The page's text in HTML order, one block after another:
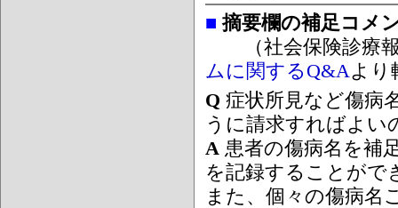
■ 摘要欄の補足コメ
（社会保険診療報
ムに関するQ&Aより
Q 症状所見など傷病
うに請求すればよい
A 患者の傷病名を補
を記録することがで
また、個々の傷病名